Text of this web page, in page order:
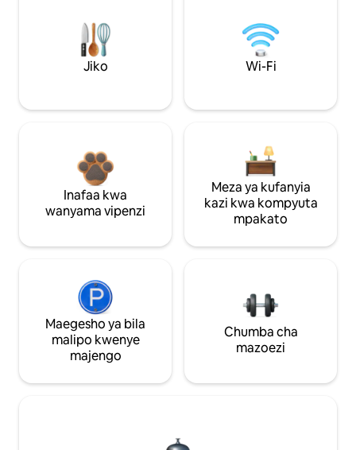
Jiko Wi-Fi
Inafaa kwa
wanyama vipenzi
Meza ya kufanyia
kazi kwa kompyuta
mpakato
Maegesho ya bila
malipo kwenye
majengo
Chumba cha
mazoezi